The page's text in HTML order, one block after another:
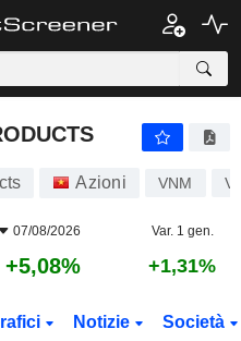
Azioni VNM
07/08/2026 Var. 1 gen.
+5,08% +1,31%
Notizie Società